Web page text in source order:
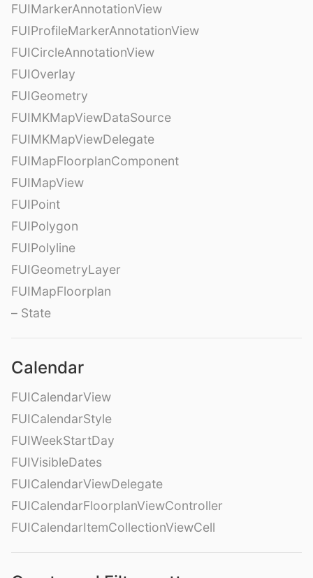
FUIMarkerAnnotationView
FUIProfileMarkerAnnotationView
FUICircleAnnotationView
FUIOverlay
FUIGeometry
FUIMKMapViewDataSource
FUIMKMapViewDelegate
FUIMapFloorplanComponent
FUIMapView
FUIPoint
FUIPolygon
FUIPolyline
FUIGeometryLayer
FUIMapFloorplan
– State
Calendar
FUICalendarView
FUICalendarStyle
FUIWeekStartDay
FUIVisibleDates
FUICalendarViewDelegate
FUICalendarFloorplanViewController
FUICalendarItemCollectionViewCell